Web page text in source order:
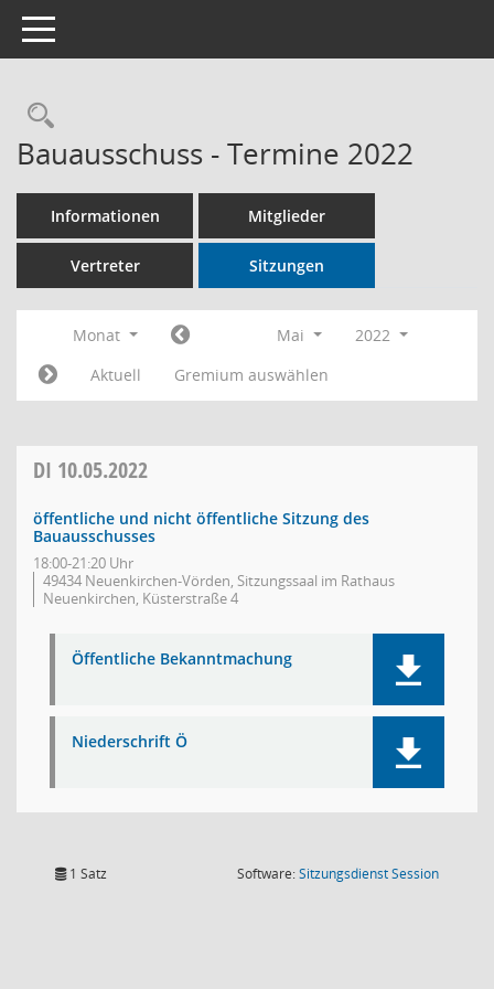
Toggle navigation
Rechercheauswahl
Bauausschuss - Termine 2022
Informationen Mitglieder
Vertreter Sitzungen
Monat Mai
2022
Aktuell
Gremium auswählen
DI 10.05.2022
öffentliche und nicht öffentliche Sitzung des
Bauausschusses
18:00-21:20 Uhr
49434 Neuenkirchen-Vörden, Sitzungssaal im Rathaus
Neuenkirchen, Küsterstraße 4
Öffentliche Bekanntmachung
Niederschrift Ö
1 Satz Software:SitzungsdienstSession(Wird in